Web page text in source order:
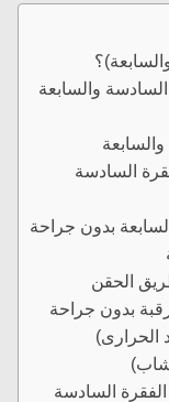
والسابعة
السادسة
بدون جراحة
الحقن
بدون جراحة
الحرارى)
السادسة